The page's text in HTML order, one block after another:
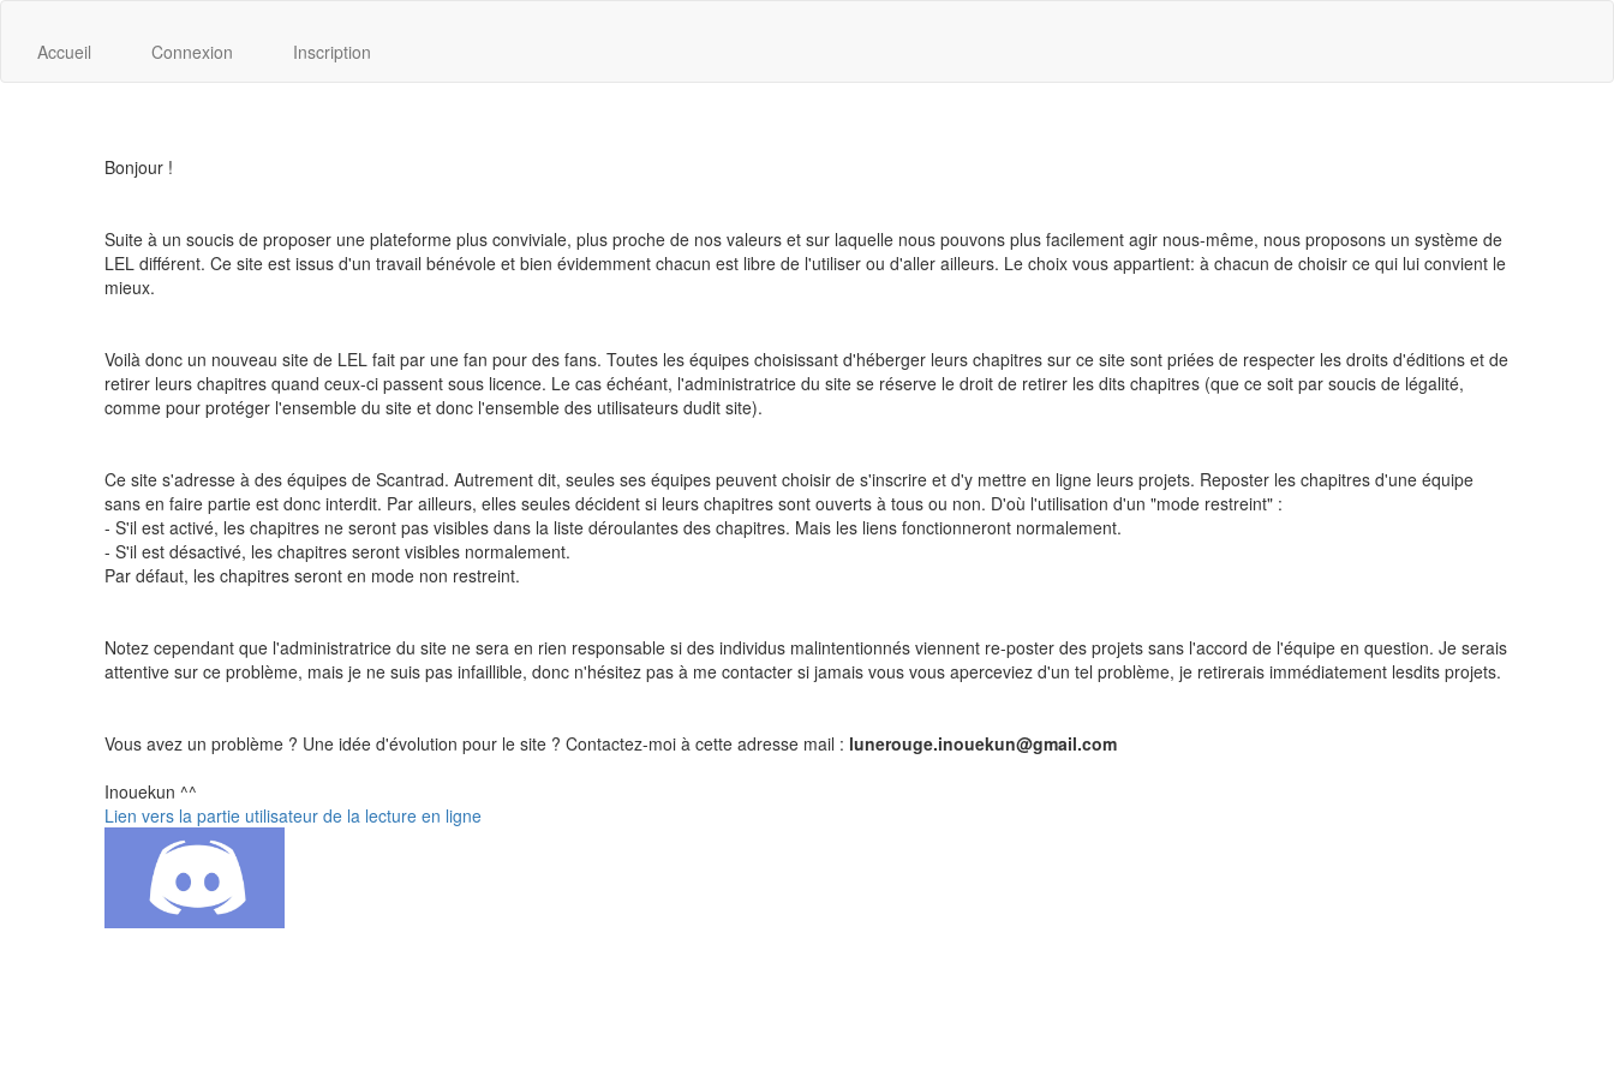
Accueil Connexion Inscription
Bonjour !
Suite à un soucis de proposer une plateforme plus conviviale, plus proche de nos valeurs et sur laquelle nous pouvons plus facilement agir nous-même, nous proposons un système de
LEL différent. Ce site est issus d'un travail bénévole et bien évidemment chacun est libre de l'utiliser ou d'aller ailleurs. Le choix vous appartient: à chacun de choisir ce qui lui convient le
mieux.
Voilà donc un nouveau site de LEL fait par une fan pour des fans. Toutes les équipes choisissant d'héberger leurs chapitres sur ce site sont priées de respecter les droits d'éditions et de
retirer leurs chapitres quand ceux-ci passent sous licence. Le cas échéant, l'administratrice du site se réserve le droit de retirer les dits chapitres (que ce soit par soucis de légalité,
comme pour protéger l'ensemble du site et donc l'ensemble des utilisateurs dudit site).
Ce site s'adresse à des équipes de Scantrad. Autrement dit, seules ses équipes peuvent choisir de s'inscrire et d'y mettre en ligne leurs projets. Reposter les chapitres d'une équipe
sans en faire partie est donc interdit. Par ailleurs, elles seules décident si leurs chapitres sont ouverts à tous ou non. D'où l'utilisation d'un "mode restreint" :
- S'il est activé, les chapitres ne seront pas visibles dans la liste déroulantes des chapitres. Mais les liens fonctionneront normalement.
- S'il est désactivé, les chapitres seront visibles normalement.
Par défaut, les chapitres seront en mode non restreint.
Notez cependant que l'administratrice du site ne sera en rien responsable si des individus malintentionnés viennent re-poster des projets sans l'accord de l'équipe en question. Je serais
attentive sur ce problème, mais je ne suis pas infaillible, donc n'hésitez pas à me contacter si jamais vous vous aperceviez d'un tel problème, je retirerais immédiatement lesdits projets.
Vous avez un problème ? Une idée d'évolution pour le site ? Contactez-moi à cette adresse mail : lunerouge.inouekun@gmail.com
Inouekun ^^
Lien vers la partie utilisateur de la lecture en ligne